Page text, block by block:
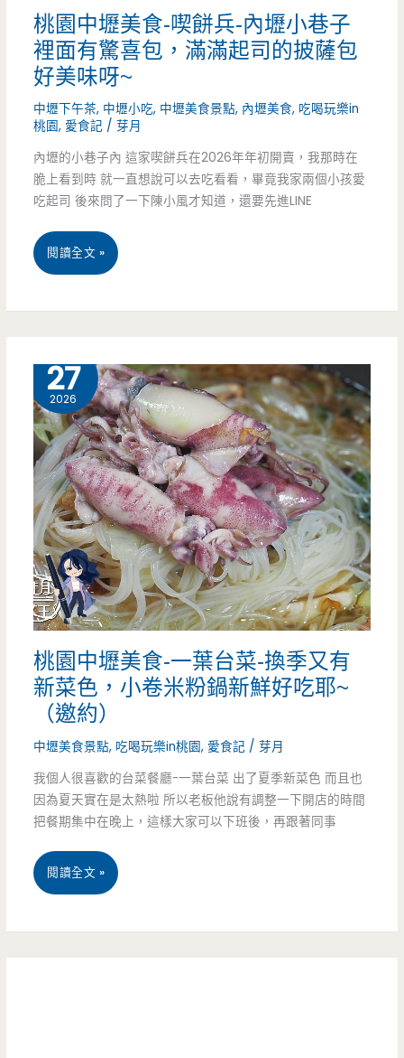
價
泰
套
餐
超
划
賣
場
還
可
以
自
助
吧
到
飽
（邀
約）
桃園中壢美食-喫餅兵-內壢小巷子
裡面有驚喜包，滿滿起司的披薩包
好美味呀~
中壢下午茶, 中壢小吃, 中壢美食景點, 內壢美食, 吃喝玩樂in
桃園, 愛食記 /芽月
內壢的小巷子內 這家喫餅兵在2026年年初開賣，我那時在
脆上看到時 就一直想說可以去吃看看，畢竟我家兩個小孩愛
吃起司 後來問了一下陳小風才知道，還要先進LINE
桃
美
食-
喫
餅
兵-
內
壢
小
巷
子
有
喜
閱讀全文 »
27
2026
桃園中壢美食-一葉台菜-換季又有
新菜色，小卷米粉鍋新鮮好吃耶~
（邀約）
中壢美食景點, 吃喝玩樂in桃園, 愛食記 /芽月
我個人很喜歡的台菜餐廳-一葉台菜 出了夏季新菜色 而且也
因為夏天實在是太熱啦 所以老板他說有調整一下開店的時間
把餐期集中在晚上，這樣大家可以下班後，再跟著同事
桃
閱讀全文 »